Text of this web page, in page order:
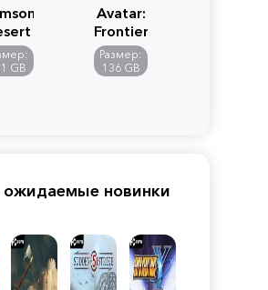
GB
Avatar:
Frontiers
of
Pandora
Размер:
136 GB
новинки